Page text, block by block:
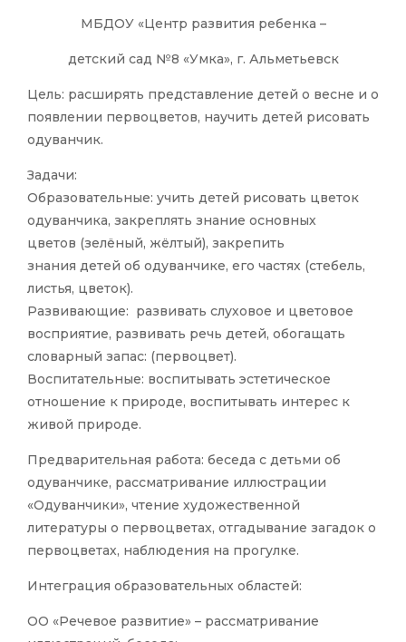
МБДОУ «Центр развития ребенка –
детский сад №8 «Умка», г. Альметьевск
Цель: расширять представление детей о весне и о
появлении первоцветов, научить детей рисовать
одуванчик.
Задачи:
Образовательные: учить детей рисовать цветок
одуванчика, закреплять знание основных
цветов (зелёный, жёлтый), закрепить
знания детей об одуванчике, его частях (стебель,
листья, цветок).
Развивающие: развивать слуховое и цветовое
восприятие, развивать речь детей, обогащать
словарный запас: (первоцвет).
Воспитательные: воспитывать эстетическое
отношение к природе, воспитывать интерес к
живой природе.
Предварительная работа: беседа с детьми об
одуванчике, рассматривание иллюстрации
«Одуванчики», чтение художественной
литературы о первоцветах, отгадывание загадок о
первоцветах, наблюдения на прогулке.
Интеграция образовательных областей:
ОО «Речевое развитие» – рассматривание